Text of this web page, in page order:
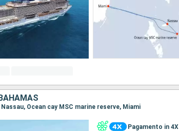
Ocean cay MSC marine reserve, Miami
Pagamento in 4X